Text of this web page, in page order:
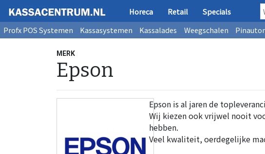
Horeca Retail Specials
Profx POS Systemen
Kassasystemen Kassalades Weegschalen
MERK
Epson
Epson is al jaren de
Wij kiezen ook vrijwel nooit
hebben.
Veel kwaliteit, oerdegelijke